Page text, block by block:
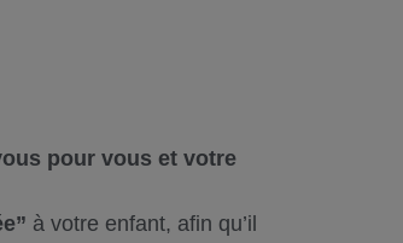
pour vous et votre
à votre enfant, afin qu’il